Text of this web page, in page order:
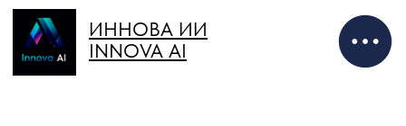
ИННОВА ИИ
INNOVA AI